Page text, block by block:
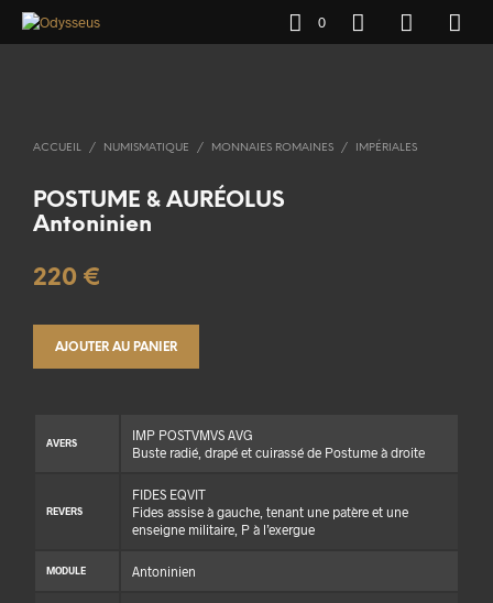
0
ACCUEIL / NUMISMATIQUE / MONNAIES ROMAINES / IMPÉRIALES
POSTUME & AURÉOLUS
Antoninien
220 €
AJOUTER AU PANIER
AVERS
IMP POSTVMVS AVG
Buste radié, drapé et cuirassé de Postume à droite
REVERS
FIDES EQVIT
Fides assise à gauche, tenant une patère et une
enseigne militaire, P à l’exergue
MODULE Antoninien